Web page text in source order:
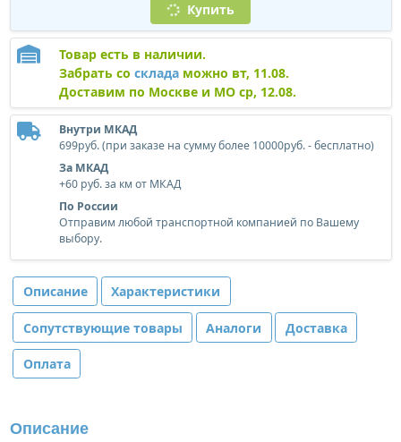
Купить
Товар есть в наличии.
Забрать со складаможно вт, 11.08.
Доставим по Москве и МО ср, 12.08.
Внутри МКАД
699руб. (при заказе на сумму более 10000руб. - бесплатно)
За МКАД
+60 руб. за км от МКАД
По России
Отправим любой транспортной компанией по Вашему
выбору.
Описание Характеристики
Сопутствующие товары Аналоги Доставка
Оплата
Описание